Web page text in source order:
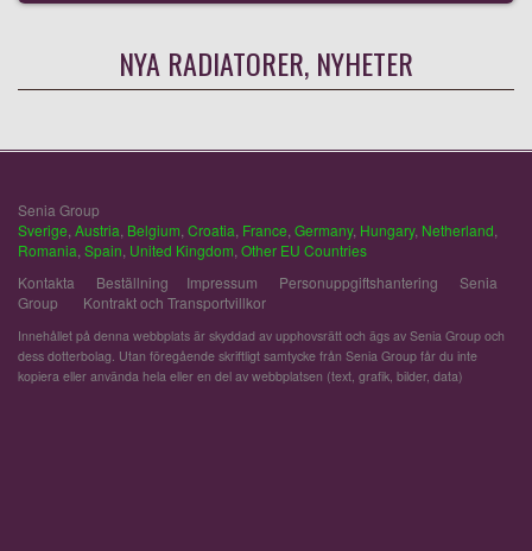
NYA RADIATORER, NYHETER
Senia Group
Sverige Austria Belgium Croatia France Germany, Hungary, Netherland
Romania Spain United Kingdom Other EU Countries
Kontakta
Beställning Impressum Personuppgiftshantering
Senia
Group
Kontrakt och Transportvillkor
Innehållet på denna webbplats är skyddad av upphovsrätt och ägs av Senia Group och
dess dotterbolag. Utan föregående skriftligt samtycke från Senia Group får du inte
kopiera eller använda hela eller en del av webbplatsen (text, grafik, bilder, data)